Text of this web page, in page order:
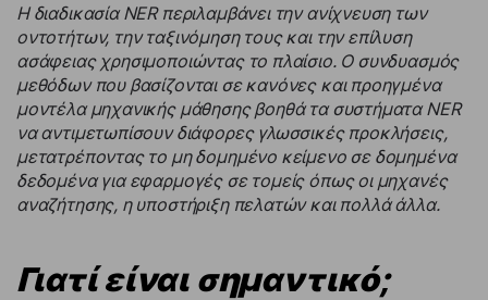
Η διαδικασία NER περιλαμβάνει την ανίχνευση των
οντοτήτων, την ταξινόμηση τους και την επίλυση
ασάφειας χρησιμοποιώντας το πλαίσιο. Ο συνδυασμός
μεθόδων που βασίζονται σε κανόνες και προηγμένα
μοντέλα μηχανικής μάθησης βοηθά τα συστήματα NER
να αντιμετωπίσουν διάφορες γλωσσικές προκλήσεις,
μετατρέποντας το μη δομημένο κείμενο σε δομημένα
δεδομένα για εφαρμογές σε τομείς όπως οι μηχανές
αναζήτησης, η υποστήριξη πελατών και πολλά άλλα.
Γιατί είναι σημαντικό;